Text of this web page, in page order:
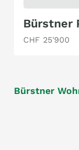
CHF 25'900
Bürstner